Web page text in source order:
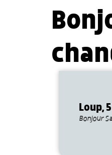
Loup,
Bonjour